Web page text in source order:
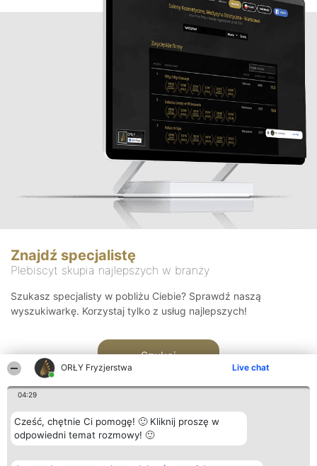
ORŁY Fryzjerstwa Live chat
04:29
Cześć, chętnie Ci pomogę! 🙂 Kliknij proszę w
odpowiedni temat rozmowy! 🙂
Znajdź specjalistę
Plebiscyt skupia najlepszych w branży
Szukasz specjalisty w pobliżu Ciebie? Sprawdź naszą
wyszukiwarkę. Korzystaj tylko z usług najlepszych!
Szukaj
Organizator plebiscytu Plebiscyt Kontakt